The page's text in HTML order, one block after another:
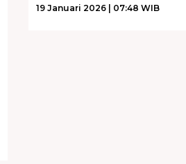
19 Januari 2026 | 07:48 WIB